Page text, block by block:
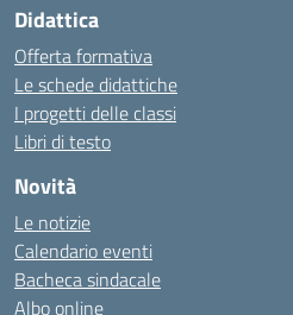
Didattica
Offerta formativa
Le schede didattiche
I progetti delle classi
Libri di testo
Novità
Le notizie
Calendario eventi
Bacheca sindacale
Albo online